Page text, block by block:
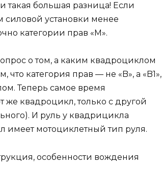
большая разница! Если
установки менее
категории прав «M».
о том, а каким квадроциклом
что категория прав — не «B», а «B1»,
Теперь самое время
же квадроцикл, только с другой
И руль у квадрицикла
имеет мотоциклетный тип руля.